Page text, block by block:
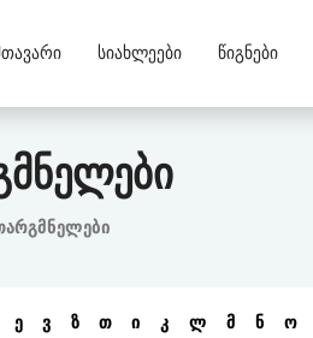
Სიახლეები Წიგნები
ე ვ ზ თ ი კ ლ მ ნ ო